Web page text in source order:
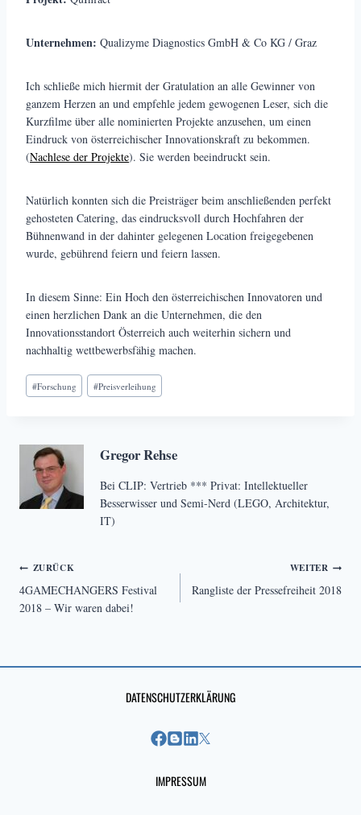
Unternehmen: Qualizyme Diagnostics GmbH & Co KG / Graz
Ich schließe mich hiermit der Gratulation an alle Gewinner von
ganzem Herzen an und empfehle jedem gewogenen Leser, sich die
Kurzfilme über alle nominierten Projekte anzusehen, um einen
Eindruck von österreichischer Innovationskraft zu bekommen.
(Nachlese der Projekte). Sie werden beeindruckt sein.
Natürlich konnten sich die Preisträger beim anschließenden perfekt
gehosteten Catering, das eindrucksvoll durch Hochfahren der
Bühnenwand in der dahinter gelegenen Location freigegebenen
wurde, gebührend feiern und feiern lassen.
In diesem Sinne: Ein Hoch den österreichischen Innovatoren und
einen herzlichen Dank an die Unternehmen, die den
Innovationsstandort Österreich auch weiterhin sichern und
nachhaltig wettbewerbsfähig machen.
Schlagworte:
#Forschung #Preisverleihung
Gregor Rehse
Bei CLIP: Vertrieb *** Privat: Intellektueller
Besserwisser und Semi-Nerd (LEGO, Architektur,
IT)
Beitragsnavigation
ZURÜCK
4GAMECHANGERS Festival
2018 – Wir waren dabei!
WEITER
Rangliste der Pressefreiheit 2018
DATENSCHUTZERKLÄRUNG
IMPRESSUM